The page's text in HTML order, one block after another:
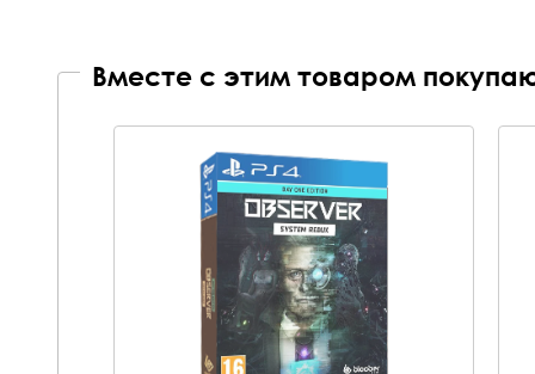
Вместе с этим товаром